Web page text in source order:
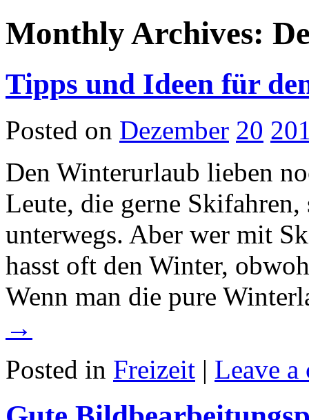
Monthly Archives:
Tipps und Ideen für
Posted on Dezember 20
Den Winterurlaub lieben
Leute, die gerne
unterwegs. Aber wer mit
hasst oft den Winter,
Wenn man die pure
→
Posted in Freizeit | Leave a